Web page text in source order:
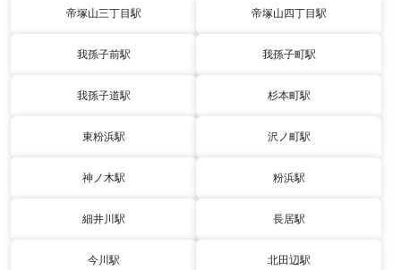
帝塚山三丁目駅 帝塚山四丁目駅
我孫子前駅 我孫子町駅
我孫子道駅 杉本町駅
東粉浜駅 沢ノ町駅
神ノ木駅 粉浜駅
細井川駅 長居駅
今川駅 北田辺駅